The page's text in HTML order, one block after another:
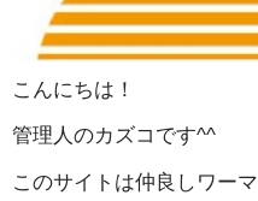
こんにちは！
管理人のカズコです^^
このサイトは仲良しワー